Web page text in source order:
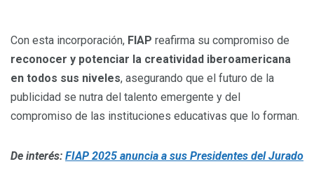
Con esta incorporación, FIAP reafirma su compromiso de
reconocer y potenciar la creatividad iberoamericana
en todos sus niveles, asegurando que el futuro de la
publicidad se nutra del talento emergente y del
compromiso de las instituciones educativas que lo forman.
De interés: FIAP 2025 anuncia a sus Presidentes del Jurado